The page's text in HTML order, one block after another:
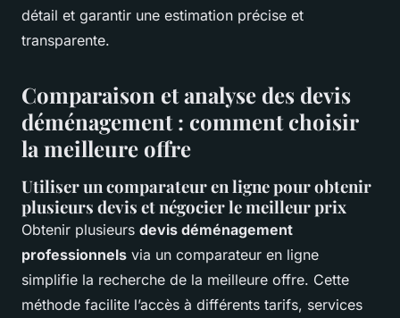
détail et garantir une estimation précise et
transparente.
Comparaison et analyse des devis
déménagement : comment choisir
la meilleure offre
Utiliser un comparateur en ligne pour obtenir
plusieurs devis et négocier le meilleur prix
Obtenir plusieurs devis déménagement
professionnels via un comparateur en ligne
simplifie la recherche de la meilleure offre. Cette
méthode facilite l’accès à différents tarifs, services